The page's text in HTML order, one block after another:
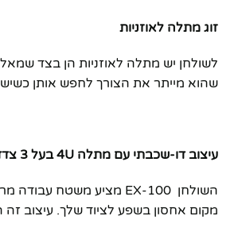
זוג מתלה לאוזניות
לשולחן יש מתלה לאוזניות הן בצד
שהוא מייתר את הצורך לחפש אותן כשיש
עיצוב דו-שכבתי עם מתלה 4U בעל 3 צדדים
מקום אחסון בשפע לציוד שלך. עיצוב